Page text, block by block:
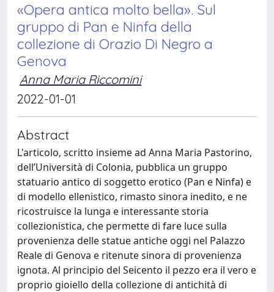
«Opera antica molto bella». Sul
gruppo di Pan e Ninfa della
collezione di Orazio Di Negro a
Genova
Anna Maria Riccomini
2022-01-01
Abstract
L'articolo, scritto insieme ad Anna Maria Pastorino,
dell’Università di Colonia, pubblica un gruppo
statuario antico di soggetto erotico (Pan e Ninfa) e
di modello ellenistico, rimasto sinora inedito, e ne
ricostruisce la lunga e interessante storia
collezionistica, che permette di fare luce sulla
provenienza delle statue antiche oggi nel Palazzo
Reale di Genova e ritenute sinora di provenienza
ignota. Al principio del Seicento il pezzo era il vero e
proprio gioiello della collezione di antichità di